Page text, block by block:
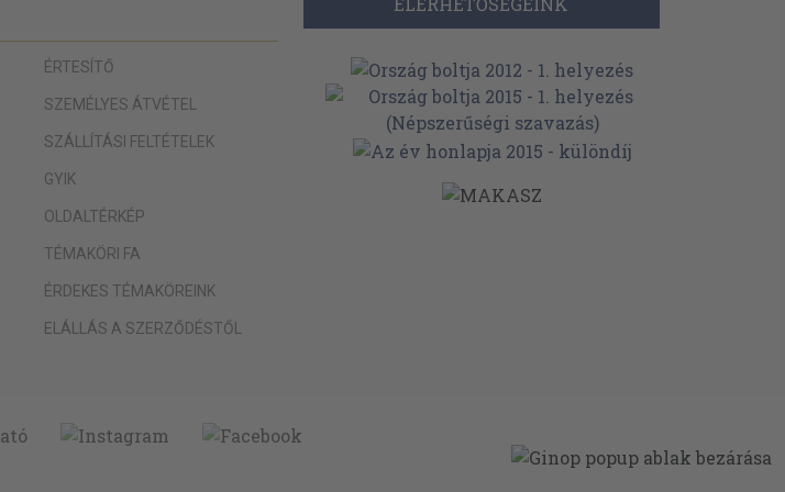
ÉRTESÍTŐ
SZEMÉLYES ÁTVÉTEL
SZÁLLÍTÁSI FELTÉTELEK
GYIK
OLDALTÉRKÉP
TÉMAKÖRI FA
ÉRDEKES TÉMAKÖREINK
ELÁLLÁS A SZERZŐDÉSTŐL